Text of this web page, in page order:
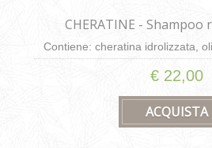
CHERATINE -
cheratinico da
Contiene: cheratina idrolizzata,
dell’olio di limnanthes alba,
€ 22,00